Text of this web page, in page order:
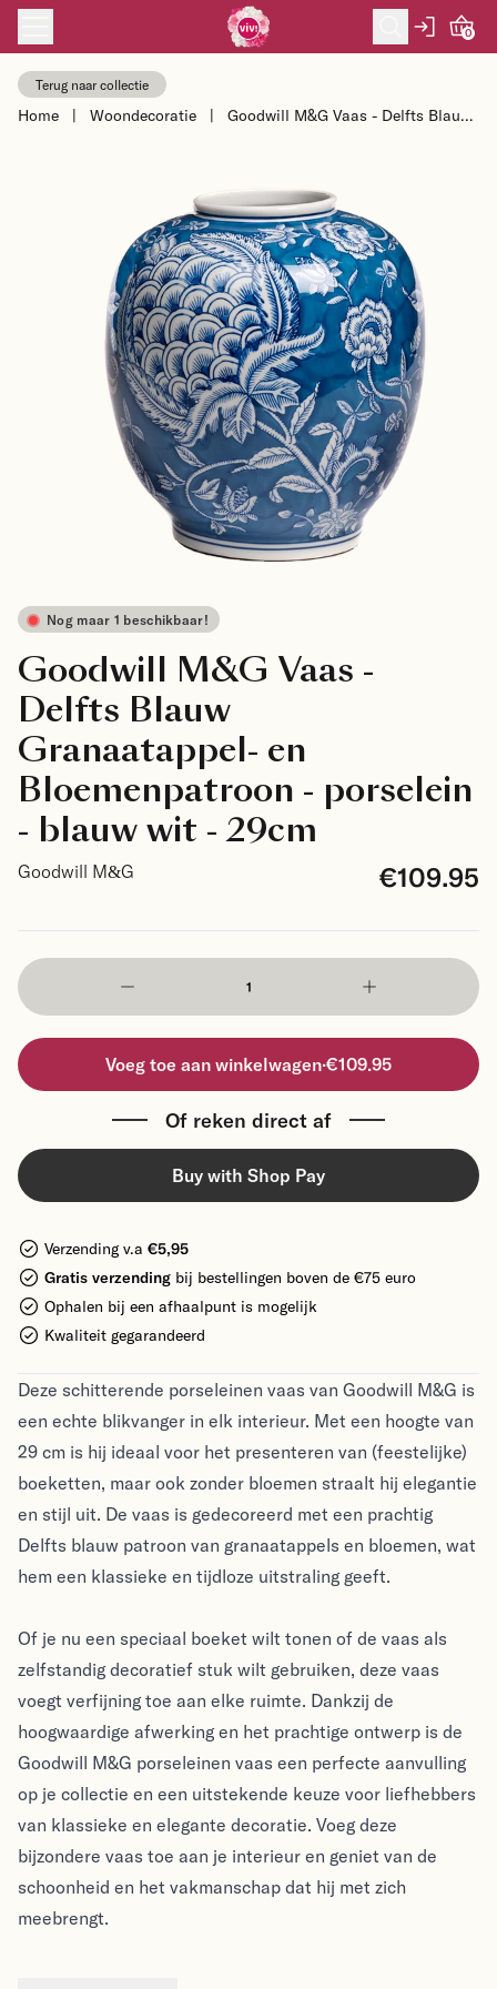
Skip to content
0
Terug naar collectie
Home | Woondecoratie |
Goodwill M&G Vaas - Delfts Blauw
Nog maar 1 beschikbaar!
Goodwill M&G Vaas -
Delfts Blauw
Granaatappel- en
Bloemenpatroon - porselein
- blauw wit - 29cm
Goodwill M&G €109.95
Voeg toe aan winkelwagen·€109.95
Of reken direct af
Buy with Shop Pay
Verzending v.a €5,95
Gratis verzending bij bestellingen boven de €75 euro
Ophalen bij een afhaalpunt is mogelijk
Kwaliteit gegarandeerd
Deze schitterende porseleinen vaas van Goodwill M&G is
een echte blikvanger in elk interieur. Met een hoogte van
29 cm is hij ideaal voor het presenteren van (feestelijke)
boeketten, maar ook zonder bloemen straalt hij elegantie
en stijl uit. De vaas is gedecoreerd met een prachtig
Delfts blauw patroon van granaatappels en bloemen, wat
hem een klassieke en tijdloze uitstraling geeft.
Of je nu een speciaal boeket wilt tonen of de vaas als
zelfstandig decoratief stuk wilt gebruiken, deze vaas
voegt verfijning toe aan elke ruimte. Dankzij de
hoogwaardige afwerking en het prachtige ontwerp is de
Goodwill M&G porseleinen vaas een perfecte aanvulling
op je collectie en een uitstekende keuze voor liefhebbers
van klassieke en elegante decoratie. Voeg deze
bijzondere vaas toe aan je interieur en geniet van de
schoonheid en het vakmanschap dat hij met zich
meebrengt.